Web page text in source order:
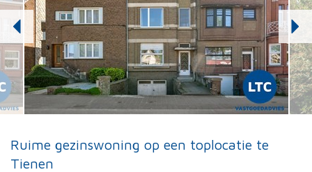
Ruime gezinswoning op een toplocatie te
Tienen